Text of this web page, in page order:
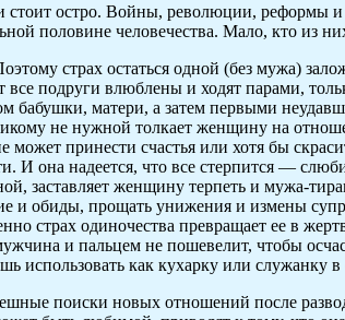
стоит остро. Войны, революции, реформы
половине человечества. Мало, кто из
страх остаться одной (без мужа)
подруги влюблены и ходят парами,
бабушки, матери, а затем первыми
не нужной толкает женщину на
принести счастья или хотя бы
И она надеется, что все стерпится —
заставляет женщину терпеть и мужа-
и обиды, прощать унижения и измены
страх одиночества превращает ее в
и пальцем не пошевелит, чтобы
использовать как кухарку или служанку в
поиски новых отношений после